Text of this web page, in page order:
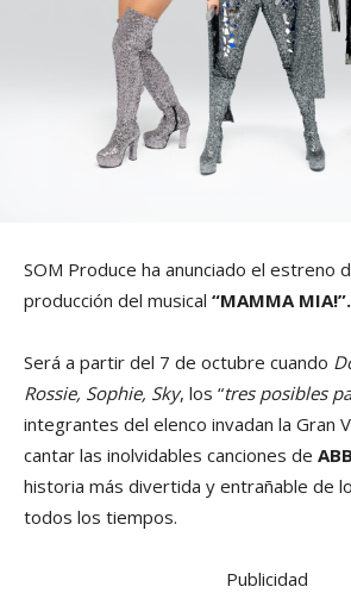
SOM Produce ha anunciado el estreno
producción del musical “MAMMA MIA!”.
Será a partir del 7 de octubre cuando
Rossie, Sophie, Sky, los “tres posibles
integrantes del elenco invadan la Gran
cantar las inolvidables canciones de
historia más divertida y entrañable de
todos los tiempos.
Publicidad